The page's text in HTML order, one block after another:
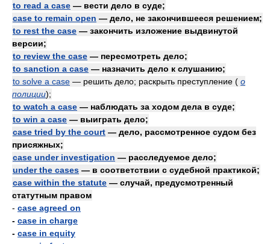
to read a case — вести дело в суде;
case to remain open — дело, не закончившееся решением;
to rest the case — закончить изложение выдвинутой
версии;
to review the case — пересмотреть дело;
to sanction a case — назначить дело к слушанию;
to solve a case — решить дело; раскрыть преступление ( о
полиции);
to watch a case — наблюдать за ходом дела в суде;
to win a case — выиграть дело;
case tried by the court — дело, рассмотренное судом без
присяжных;
case under investigation — расследуемое дело;
under the cases — в соответствии с судебной практикой;
case within the statute — случай, предусмотренный
статутным правом
- case agreed on
- case in charge
- case in equity